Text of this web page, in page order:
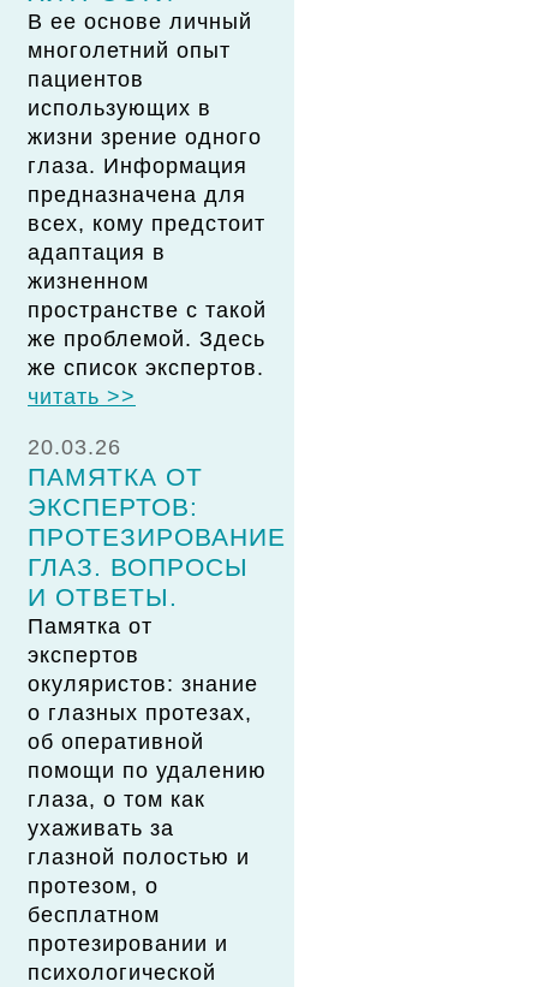
В ее основе личный
многолетний опыт
пациентов
использующих в
жизни зрение одного
глаза. Информация
предназначена для
всех, кому предстоит
адаптация в
жизненном
пространстве с такой
же проблемой. Здесь
же список экспертов.
читать >>
20.03.26
ПАМЯТКА ОТ
ЭКСПЕРТОВ:
ПРОТЕЗИРОВАНИЕ
ГЛАЗ. ВОПРОСЫ
И ОТВЕТЫ.
Памятка от
экспертов
окуляристов: знание
о глазных протезах,
об оперативной
помощи по удалению
глаза, о том как
ухаживать за
глазной полостью и
протезом, о
бесплатном
протезировании и
психологической